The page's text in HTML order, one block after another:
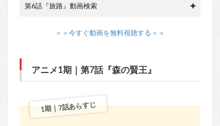
第6話『旅路』動画検索
＞＞今すぐ動画を無料視聴する＜＜
アニメ1期｜第7話『森の賢王』
1期｜7話あらすじ